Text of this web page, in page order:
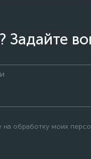
Задайте
на обработку моих